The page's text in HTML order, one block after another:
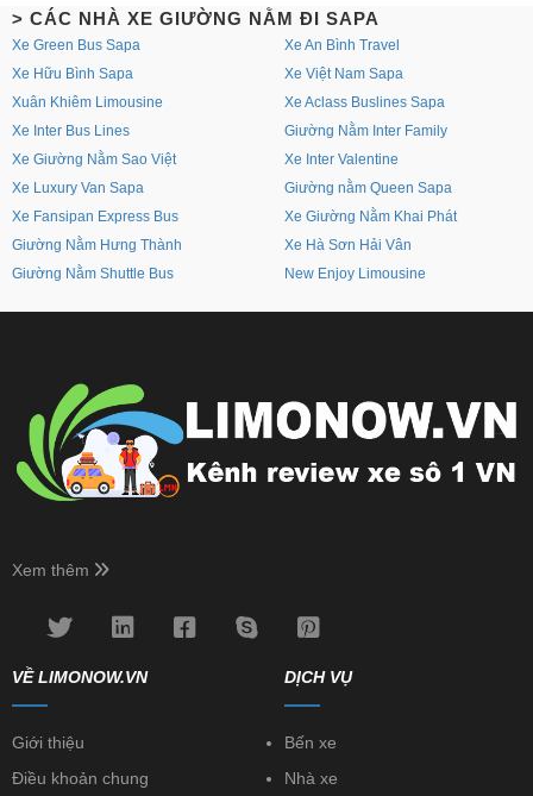
> CÁC NHÀ XE GIƯỜNG NẰM ĐI SAPA
Xe Green Bus Sapa
Xe Hữu Bình Sapa
Xuân Khiêm Limousine
Xe An Bình Travel
Xe Việt Nam Sapa
Xe Aclass Buslines Sapa
Xe Inter Bus Lines
Xe Giường Nằm Sao Việt
Xe Luxury Van Sapa
Giường Nằm Inter Family
Xe Inter Valentine
Giường nằm Queen Sapa
Xe Fansipan Express Bus
Giường Nằm Hưng Thành
Giường Nằm Shuttle Bus
Xe Giường Nằm Khai Phát
Xe Hà Sơn Hải Vân
New Enjoy Limousine
Xem thêm
VỀ LIMONOW.VN
Giới thiệu
Điều khoản chung
DỊCH VỤ
Bến xe
Nhà xe